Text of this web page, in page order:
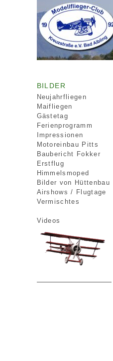
BILDER
Neujahrfliegen
Maifliegen
Gästetag
Ferienprogramm
Impressionen
Motoreinbau Pitts
Baubericht Fokker
Erstflug
Himmelsmoped
Bilder von Hüttenbau
Airshows / Flugtage
Vermischtes
Videos